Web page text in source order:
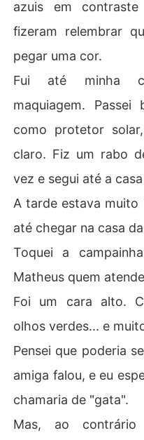
azuis em
fizeram relembrar
pegar uma cor.
Fui até minha
maquiagem.
como protetor
claro. Fiz um rabo
vez e segui até a
A tarde estava muito
até chegar na casa
Toquei a
Matheus quem
Foi um cara alto.
olhos verdes... e
Pensei que poderia
amiga falou, e eu
chamaria de "gata".
Mas, ao contrário